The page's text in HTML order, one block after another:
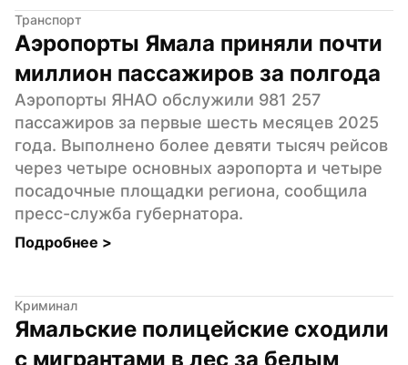
Транспорт
Аэропорты Ямала приняли почти
миллион пассажиров за полгода
Аэропорты ЯНАО обслужили 981 257
пассажиров за первые шесть месяцев 2025
года. Выполнено более девяти тысяч рейсов
через четыре основных аэропорта и четыре
посадочные площадки региона, сообщила
пресс-служба губернатора.
Подробнее >
Криминал
Ямальские полицейские сходили
с мигрантами в лес за белым